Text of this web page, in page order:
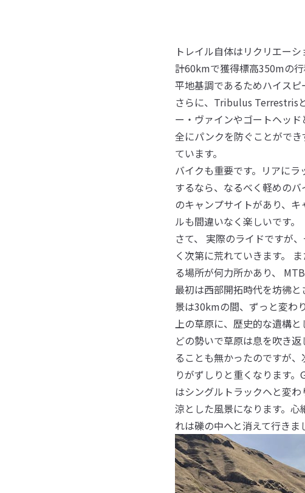
トレイル自体はリクリエー
計60kmで獲得標高350mの
平地基調であるためハイスピ
さらに、Tribulus Terrestris
ー・ヴァインやゴートヘッ
全にパンクを防ぐことがで
ています。
バイクも重要です。リアに
するなら、なるべく軽めの
のキャンプサイトがあり、
ルも間違いなく楽しいです。
さて、 実際のライドですが
く次第に荒れていきます。
る場所が何力所かあり、
最初は西部開拓時代を坊彿
景は30kmの間、ずっと変わ
上の草原に、歴史的な遺構
どの勢いで草原は息を吹き
ることも無かったのですが
りがずしりと重くなります
はシングルトラックヘと変
涼とした風景になります。
れは礫の中へと消えて行きま